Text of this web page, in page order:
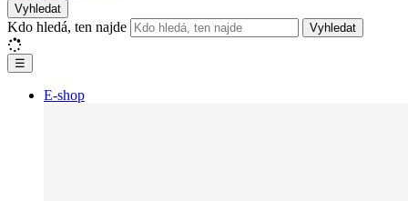
Vyhledat
Kdo hledá, ten najde Vyhledat
☰
E-shop